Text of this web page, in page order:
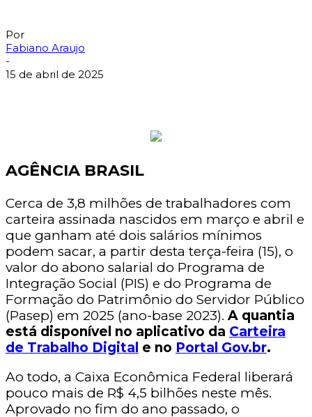
Por
Fabiano Araujo
-
15 de abril de 2025
AGÊNCIA BRASIL
Cerca de 3,8 milhões de trabalhadores com
carteira assinada nascidos em março e abril e
que ganham até dois salários mínimos
podem sacar, a partir desta terça-feira (15), o
valor do abono salarial do Programa de
Integração Social (PIS) e do Programa de
Formação do Patrimônio do Servidor Público
(Pasep) em 2025 (ano-base 2023). A quantia
está disponível no aplicativo da Carteira
de Trabalho Digital e no Portal Gov.br.
Ao todo, a Caixa Econômica Federal liberará
pouco mais de R$ 4,5 bilhões neste mês.
Aprovado no fim do ano passado, o